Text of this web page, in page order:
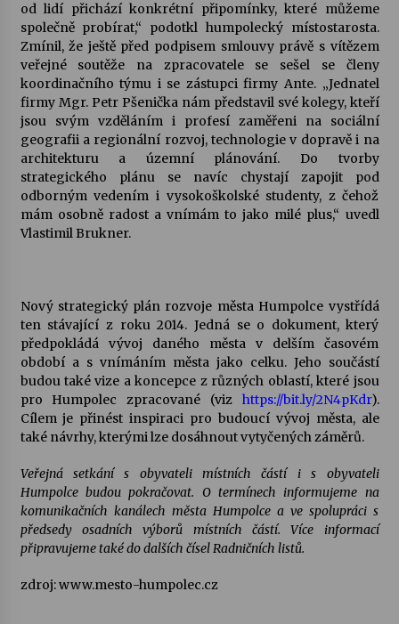
od lidí přichází konkrétní připomínky, které můžeme
společně probírat,“ podotkl humpolecký místostarosta.
Zmínil, že ještě před podpisem smlouvy právě s vítězem
veřejné soutěže na zpracovatele se sešel se členy
koordinačního týmu i se zástupci firmy Ante. „Jednatel
firmy Mgr. Petr Pšenička nám představil své kolegy, kteří
jsou svým vzděláním i profesí zaměřeni na sociální
geografii a regionální rozvoj, technologie v dopravě i na
architekturu a územní plánování. Do tvorby
strategického plánu se navíc chystají zapojit pod
odborným vedením i vysokoškolské studenty, z čehož
mám osobně radost a vnímám to jako milé plus,“ uvedl
Vlastimil Brukner.
Nový strategický plán rozvoje města Humpolce vystřídá
ten stávající z roku 2014. Jedná se o dokument, který
předpokládá vývoj daného města v delším časovém
období a s vnímáním města jako celku. Jeho součástí
budou také vize a koncepce z různých oblastí, které jsou
pro Humpolec zpracované (viz https://bit.ly/2N4pKdr).
Cílem je přinést inspiraci pro budoucí vývoj města, ale
také návrhy, kterými lze dosáhnout vytyčených záměrů.
Veřejná setkání s obyvateli místních částí i s obyvateli
Humpolce budou pokračovat. O termínech informujeme na
komunikačních kanálech města Humpolce a ve spolupráci s
předsedy osadních výborů místních částí. Více informací
připravujeme také do dalších čísel Radničních listů.
zdroj: www.mesto-humpolec.cz